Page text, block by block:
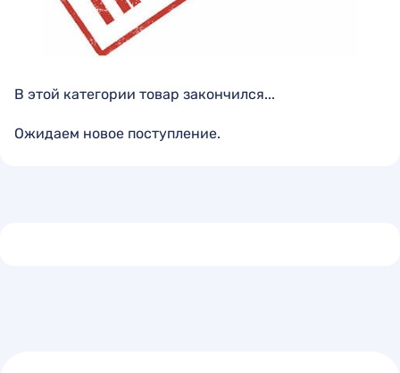
В этой категории товар закончился...
Ожидаем новое поступление.